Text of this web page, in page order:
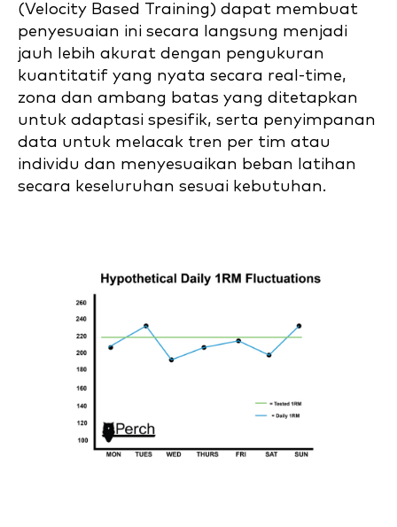
(Velocity Based Training) dapat membuat
penyesuaian ini secara langsung menjadi
jauh lebih akurat dengan pengukuran
kuantitatif yang nyata secara real-time,
zona dan ambang batas yang ditetapkan
untuk adaptasi spesifik, serta penyimpanan
data untuk melacak tren per tim atau
individu dan menyesuaikan beban latihan
secara keseluruhan sesuai kebutuhan.